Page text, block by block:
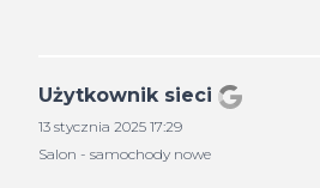
Użytkownik sieci
13 stycznia 2025 17:29
Salon - samochody nowe